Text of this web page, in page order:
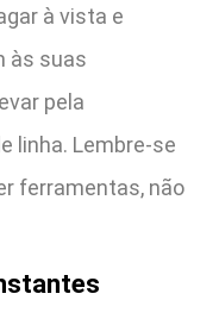
à vista e
às suas
pela
linha. Lembre-se
ferramentas, não